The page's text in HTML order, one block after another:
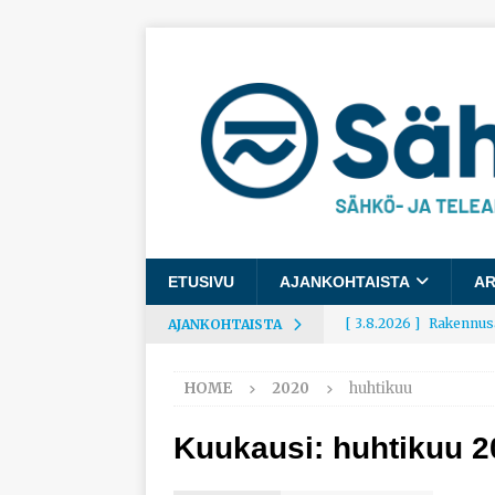
ETUSIVU AJANKOHTAISTA
AJANKOHTAISTA [ 3.8.2026 ]
[ 3.8.2026 ]
työhyvinvoinnista
HOME 2020 huhtikuu
Kuukausi: huhtikuu